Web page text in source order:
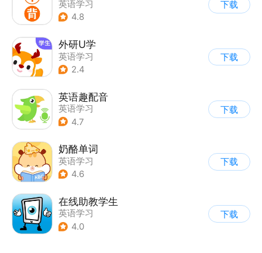
英语学习
4.8
下载
外研U学
英语学习
2.4
下载
英语趣配音
英语学习
4.7
下载
奶酪单词
英语学习
4.6
下载
在线助教学生
英语学习
4.0
下载